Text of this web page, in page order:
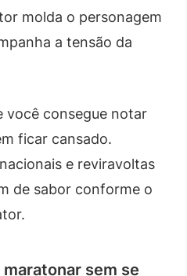
molda o personagem
a tensão da
você consegue notar
ficar cansado.
e reviravoltas
de sabor conforme o
sem se